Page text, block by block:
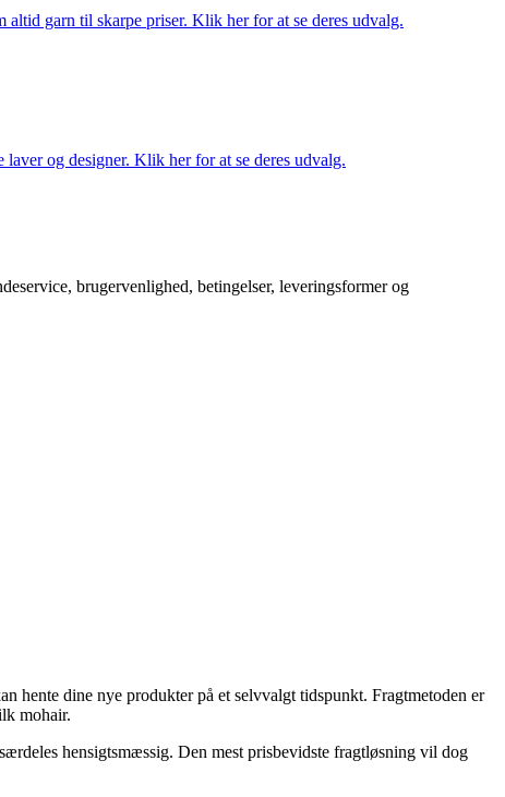
garn til skarpe priser. Klik her for at se deres udvalg.
og designer. Klik her for at se deres udvalg.
brugervenlighed, betingelser, leveringsformer og
hente dine nye produkter på et selvvalgt tidspunkt. Fragtmetoden er
mohair.
hensigtsmæssig. Den mest prisbevidste fragtløsning vil dog